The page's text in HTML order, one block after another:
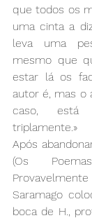
que todos os
uma cinta a
leva uma
mesmo que
estar lá os
autor é, mas o
caso,
triplamente.»
Após
(Os
Saramago
boca de H.,